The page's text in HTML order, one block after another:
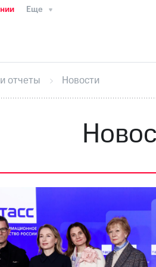
Еще
Интервью
секретарьРаскрытие
кабинет акционера
погашении именных
отчеты Новости